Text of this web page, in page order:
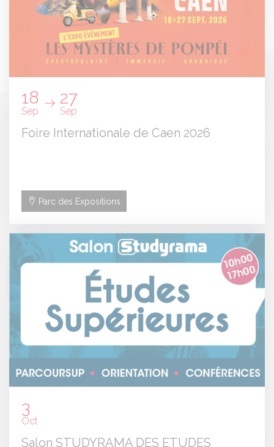
18
Sep
27
Sep
Foire Internationale de Caen 2026
Parc des Expositions
3
Oct
Salon STUDYRAMA DES ETUDES